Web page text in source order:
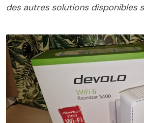
des autres solutions disponibles